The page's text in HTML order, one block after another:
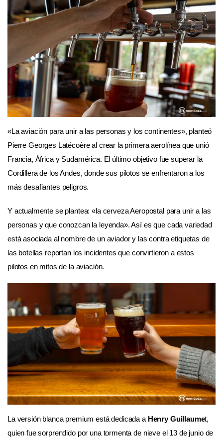
«La aviación para unir a las personas y los continentes», planteó
Pierre Georges Latécoère al crear la primera aerolínea que unió
Francia, África y Sudamérica. El último objetivo fue superar la
Cordillera de los Andes, donde sus pilotos se enfrentaron a los
más desafiantes peligros.
Y actualmente se plantea: «la cerveza Aeropostal para unir a las
personas y que conozcan la leyenda». Así es que cada variedad
está asociada al nombre de un aviador y las contra etiquetas de
las botellas reportan los incidentes que convirtieron a estos
pilotos en mitos de la aviación.
La versión blanca premium está dedicada a Henry Guillaumet,
quien fue sorprendido por una tormenta de nieve el 13 de junio de